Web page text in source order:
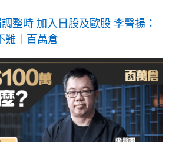
整時 加入日股及歐股 李聲揚：
難｜百萬倉